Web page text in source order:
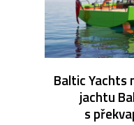
Baltic Yachts
jachtu
s